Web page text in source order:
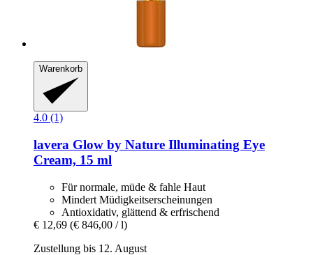
Warenkorb
4.0 (1)
lavera Glow by Nature Illuminating Eye
Cream, 15 ml
Für normale, müde & fahle Haut
Mindert Müdigkeitserscheinungen
Antioxidativ, glättend & erfrischend
€ 12,69 (€ 846,00 / l)
Zustellung bis 12. August